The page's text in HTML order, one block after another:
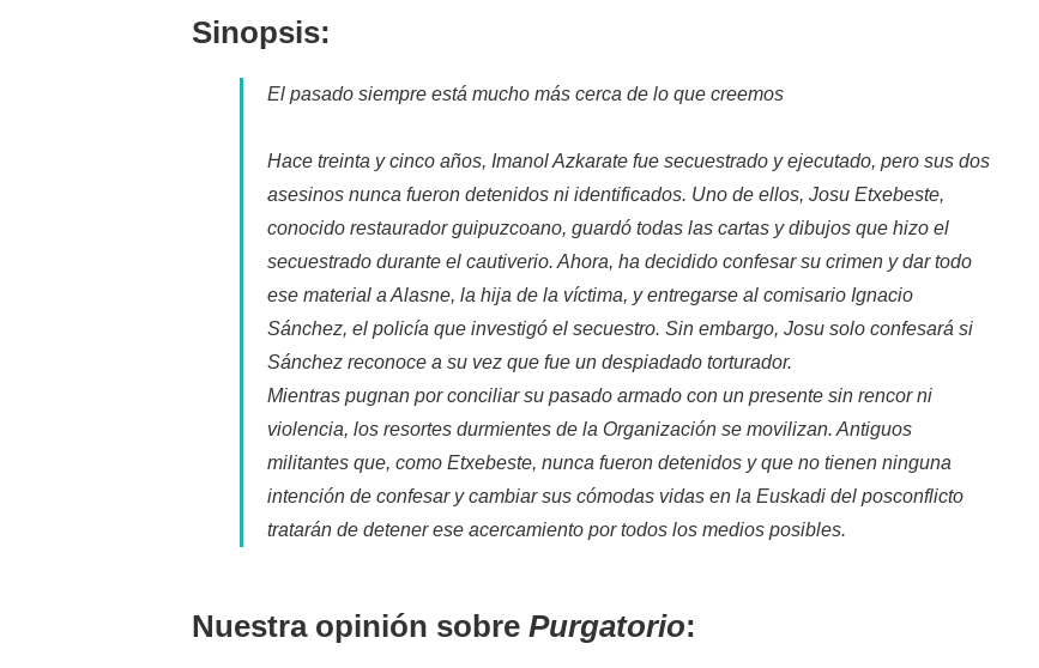
Sinopsis:
El pasado siempre está mucho más cerca de lo que creemos
Hace treinta y cinco años, Imanol Azkarate fue secuestrado y ejecutado, pero sus dos
asesinos nunca fueron detenidos ni identificados. Uno de ellos, Josu Etxebeste,
conocido restaurador guipuzcoano, guardó todas las cartas y dibujos que hizo el
secuestrado durante el cautiverio. Ahora, ha decidido confesar su crimen y dar todo
ese material a Alasne, la hija de la víctima, y entregarse al comisario Ignacio
Sánchez, el policía que investigó el secuestro. Sin embargo, Josu solo confesará si
Sánchez reconoce a su vez que fue un despiadado torturador.
Mientras pugnan por conciliar su pasado armado con un presente sin rencor ni
violencia, los resortes durmientes de la Organización se movilizan. Antiguos
militantes que, como Etxebeste, nunca fueron detenidos y que no tienen ninguna
intención de confesar y cambiar sus cómodas vidas en la Euskadi del posconflicto
tratarán de detener ese acercamiento por todos los medios posibles.
Nuestra opinión sobre Purgatorio: